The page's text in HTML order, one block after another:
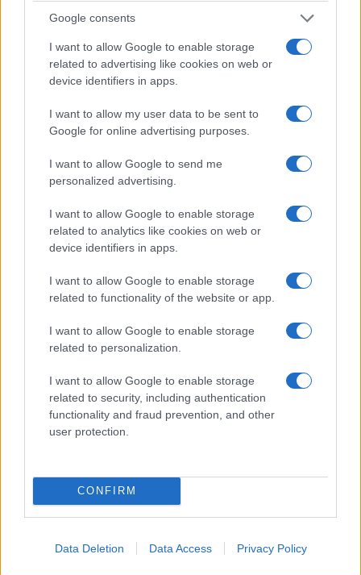
Google consents
I want to allow Google to enable storage
related to advertising like cookies on web or
device identifiers in apps.
I want to allow my user data to be sent to
Google for online advertising purposes.
I want to allow Google to send me
personalized advertising.
I want to allow Google to enable storage
related to analytics like cookies on web or
device identifiers in apps.
I want to allow Google to enable storage
related to functionality of the website or app.
I want to allow Google to enable storage
related to personalization.
I want to allow Google to enable storage
related to security, including authentication
functionality and fraud prevention, and other
user protection.
CONFIRM
Data Deletion Data Access Privacy Policy